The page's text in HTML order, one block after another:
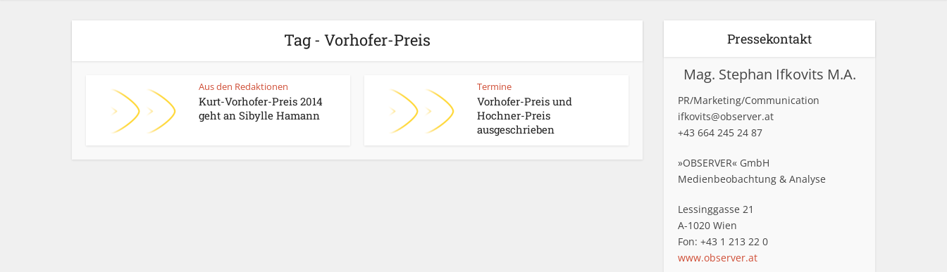
Tag - Vorhofer-Preis
Aus den Redaktionen
Kurt-Vorhofer-Preis 2014
geht an Sibylle Hamann
Termine
Vorhofer-Preis und
Hochner-Preis
ausgeschrieben
Pressekontakt
Mag. Stephan Ifkovits M.A.
PR/Marketing/Communication
ifkovits@observer.at
+43 664 245 24 87
»OBSERVER« GmbH
Medienbeobachtung & Analyse
Lessinggasse 21
A-1020 Wien
Fon: +43 1 213 22 0
www.observer.at